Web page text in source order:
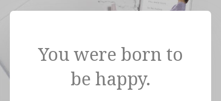
You were born to
be happy.